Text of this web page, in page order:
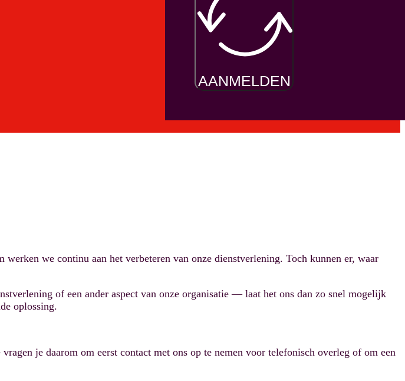
we continu aan het verbeteren van onze dienstverlening. Toch kunnen er, waar
of een ander aspect van onze organisatie — laat het ons dan zo snel mogelijk
oplossing.
je daarom om eerst contact met ons op te nemen voor telefonisch overleg of om een
AANMELDEN